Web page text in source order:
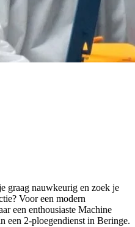
graag nauwkeurig en zoek je
Voor een modern
een enthousiaste Machine
een 2-ploegendienst in Beringe.